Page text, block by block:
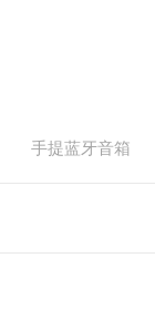
手提蓝牙音箱